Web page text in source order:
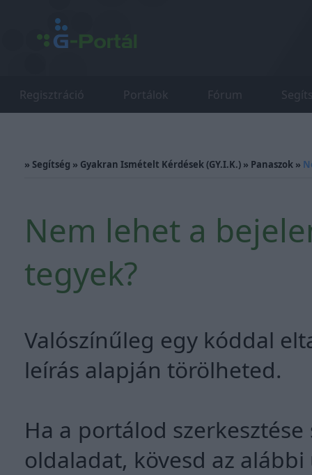
Regisztráció Portálok Fórum
» Segítség » Gyakran Ismételt Kérdések (GY.I.K.) » Panaszok »
Nem lehet a
tegyek?
Valószínűleg egy kóddal
leírás alapján törölheted.
Ha a portálod
oldaladat, kövesd az